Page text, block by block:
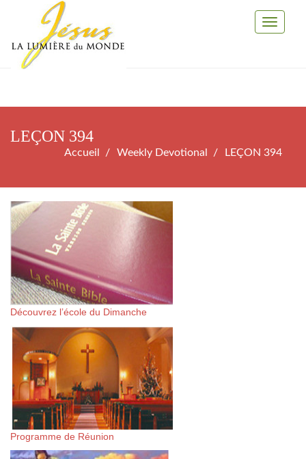
Toggle
LEÇON 394
Accueil Weekly Devotional LEÇON 394
Découvrez l’école du Dimanche
Programme de Réunion